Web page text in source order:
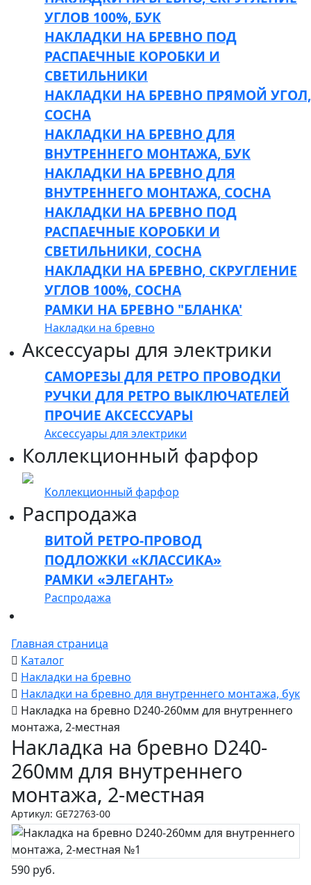
УГЛОВ 100%, БУК
НАКЛАДКИ НА БРЕВНО ПОД
РАСПАЕЧНЫЕ КОРОБКИ И
СВЕТИЛЬНИКИ
НАКЛАДКИ НА БРЕВНО ПРЯМОЙ УГОЛ,
СОСНА
НАКЛАДКИ НА БРЕВНО ДЛЯ
ВНУТРЕННЕГО МОНТАЖА, БУК
НАКЛАДКИ НА БРЕВНО ДЛЯ
ВНУТРЕННЕГО МОНТАЖА, СОСНА
НАКЛАДКИ НА БРЕВНО ПОД
РАСПАЕЧНЫЕ КОРОБКИ И
СВЕТИЛЬНИКИ, СОСНА
НАКЛАДКИ НА БРЕВНО, СКРУГЛЕНИЕ
УГЛОВ 100%, СОСНА
РАМКИ НА БРЕВНО "БЛАНКА'
Накладки на бревно
Аксессуары для электрики
САМОРЕЗЫ ДЛЯ РЕТРО ПРОВОДКИ
РУЧКИ ДЛЯ РЕТРО ВЫКЛЮЧАТЕЛЕЙ
ПРОЧИЕ АКСЕССУАРЫ
Аксессуары для электрики
Коллекционный фарфор
Коллекционный фарфор
Распродажа
ВИТОЙ РЕТРО-ПРОВОД
ПОДЛОЖКИ «КЛАССИКА»
РАМКИ «ЭЛЕГАНТ»
Распродажа
Главная страница
Каталог
Накладки на бревно
Накладки на бревно для внутреннего монтажа, бук
Накладка на бревно D240-260мм для внутреннего
монтажа, 2-местная
Накладка на бревно D240-
260мм для внутреннего
монтажа, 2-местная
Артикул: GE72763-00
590 руб.